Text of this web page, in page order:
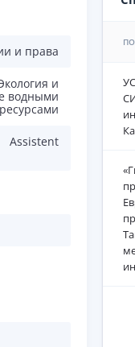
и права
и
водными
ресурсами
Assistent